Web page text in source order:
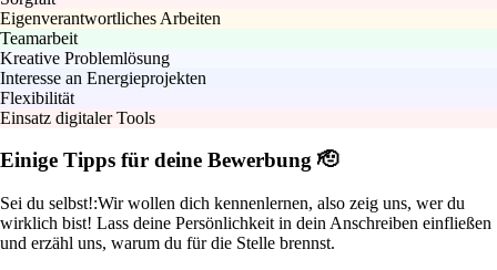
Eigenverantwortliches Arbeiten
Teamarbeit
Kreative Problemlösung
Interesse an Energieprojekten
Flexibilität
Einsatz digitaler Tools
Einige Tipps für deine Bewerbung 🫡
Sei du selbst!:Wir wollen dich kennenlernen, also zeig uns, wer du
wirklich bist! Lass deine Persönlichkeit in dein Anschreiben einfließen
und erzähl uns, warum du für die Stelle brennst.